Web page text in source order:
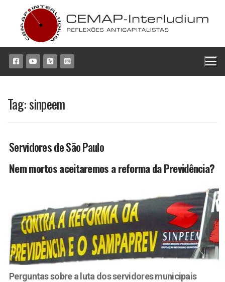
conteúdo
Tag:sinpeem
Servidores de São Paulo
Nem mortos aceitaremos a reforma da Previdência?
Perguntas sobre a luta dos servidores municipais